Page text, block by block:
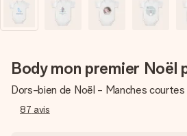
Body mon premier Noël
Dors-bien de Noël - Manches
87 avis